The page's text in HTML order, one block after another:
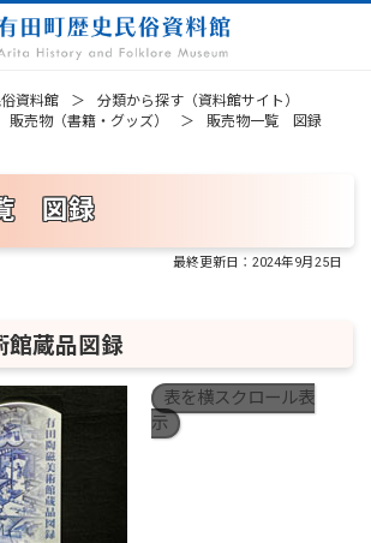
資料館
分類から探す（資料館サイト）
販売物（書籍・グッズ）
販売物一覧 図録
図録
最終更新日：2024年9月25日
館蔵品図録
表を横スクロール表
示